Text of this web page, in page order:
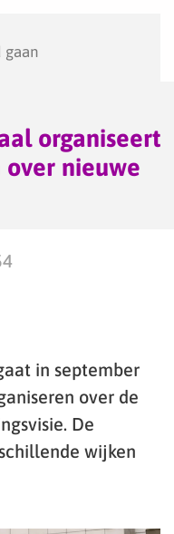
gaan
organiseert
nieuwe
in september
over de
De
wijken